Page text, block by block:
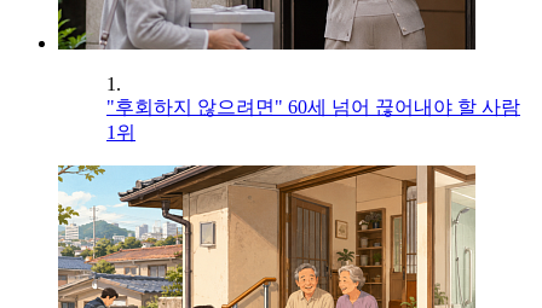
1.
"후회하지 않으려면" 60세 넘어 끊어내야 할 사람
1위